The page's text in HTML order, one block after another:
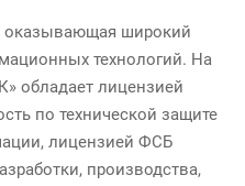
широкий
технологий. На
обладает лицензией
по технической защите
лицензией ФСБ
производства,